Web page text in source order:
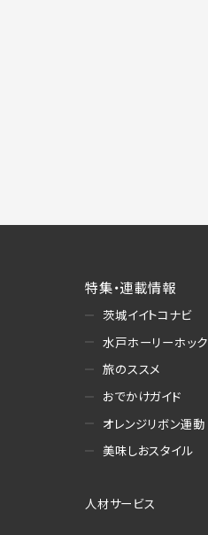
特集・連載情報
茨城イイトコナビ
水戸ホーリーホック
旅のススメ
おでかけガイド
オレンジリボン運動
美味しおスタイル
人材サービス